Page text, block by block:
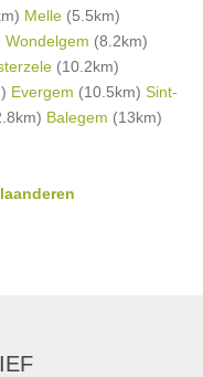
Melle (5.5km)
Wondelgem (8.2km)
(10.2km)
Evergem (10.5km) Sint-
Balegem (13km)